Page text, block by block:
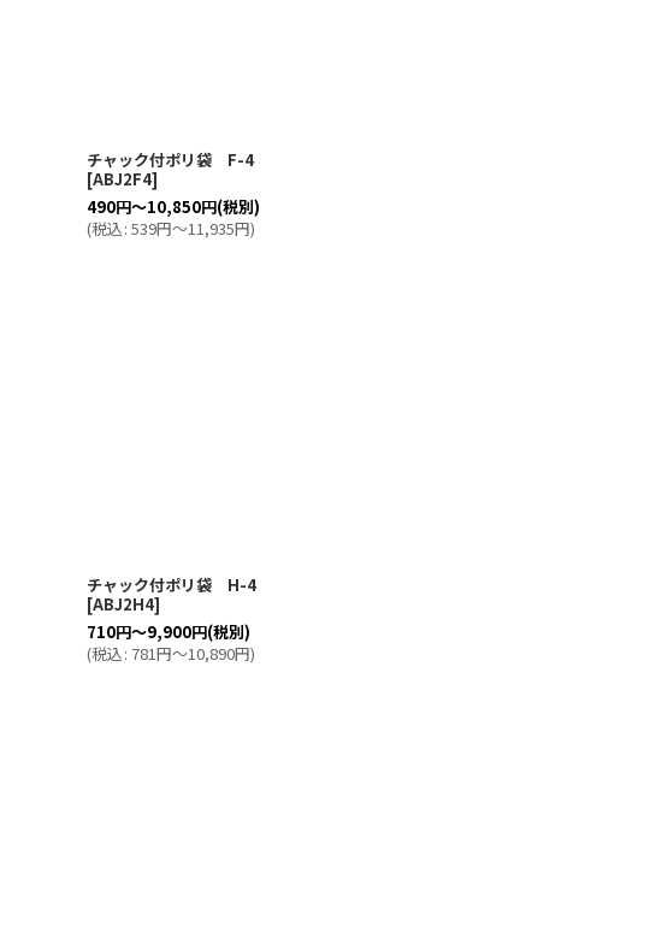
チャック付ポリ袋 F-4
[ABJ2F4]
490円～10,850円(税別)
(税込: 539円～11,935円)
チャック付ポリ袋 H-4
[ABJ2H4]
710円～9,900円(税別)
(税込: 781円～10,890円)